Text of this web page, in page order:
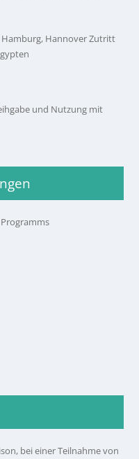
Hamburg, Hannover Zutritt
und Nutzung mit
bei einer Teilnahme von